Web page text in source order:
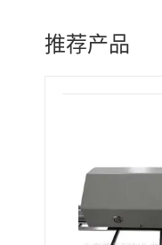
推荐产品